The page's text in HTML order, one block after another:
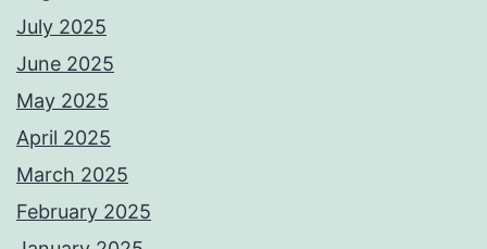
July 2025
June 2025
May 2025
April 2025
March 2025
February 2025